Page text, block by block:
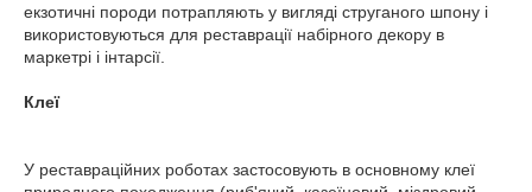
екзотичні породи потрапляють у вигляді струганого шпону і
використовуються для реставрації набірного декору в
маркетрі і інтарсії.
Клеї
У реставраційних роботах застосовують в основному клеї